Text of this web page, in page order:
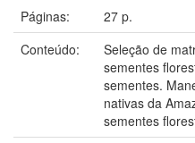
Páginas:
27 p.
Conteúdo:
Seleção de
sementes
sementes.
nativas da
sementes